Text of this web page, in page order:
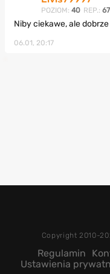
POZIOM: 40 REP.:
Niby ciekawe, ale
06.01, 20:17
Copyright 2010-
Regulamin
Ustawienia